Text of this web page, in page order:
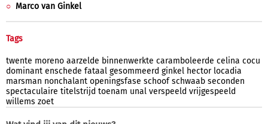
Marco van Ginkel
Tags
twente moreno aarzelde binnenwerkte caramboleerde celina cocu
dominant enschede fataal gesommeerd ginkel hector locadia
marsman nonchalant openingsfase schoof schwaab seconden
spectaculaire titelstrijd toenam unal verspeeld vrijgespeeld
willems zoet